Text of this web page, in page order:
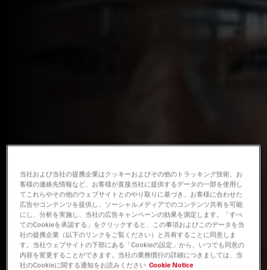
当社および当社の提携企業はクッキーおよびその他のトラッキング技術、お
客様の連絡先情報など、お客様が直接当社に提供するデータの一部を使用し
てこれらやその他のウェブサイトとのやり取りに基づき、お客様に合わせた
広告やコンテンツを提供し、ソーシャルメディアでのコンテンツ共有を可能
にし、分析を実施し、当社の広告キャンペーンの効果を測定します。「すべ
てのCookieを承認する」をクリックすると、この事項およびこのデータを当
社の提携企業（以下のリンクをご覧ください）と共有することに同意しま
す。当社ウェブサイトの下部にある「Cookieの設定」から、いつでも同意の
内容を変更することができます。当社の業務慣行の詳細につきましては、当
社のCookieに関する通知をお読みください Cookie Notice